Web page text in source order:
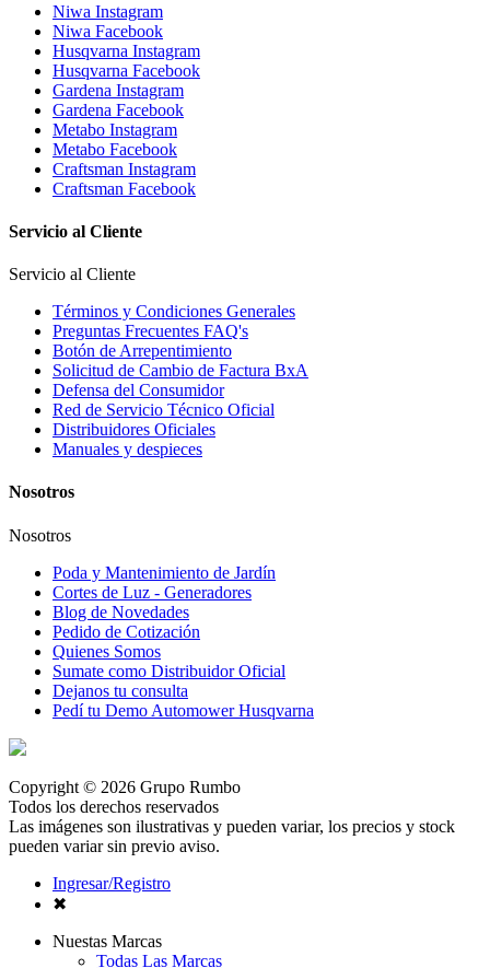
Niwa Instagram
Niwa Facebook
Husqvarna Instagram
Husqvarna Facebook
Gardena Instagram
Gardena Facebook
Metabo Instagram
Metabo Facebook
Craftsman Instagram
Craftsman Facebook
Servicio al Cliente
Servicio al Cliente
Términos y Condiciones Generales
Preguntas Frecuentes FAQ's
Botón de Arrepentimiento
Solicitud de Cambio de Factura BxA
Defensa del Consumidor
Red de Servicio Técnico Oficial
Distribuidores Oficiales
Manuales y despieces
Nosotros
Nosotros
Poda y Mantenimiento de Jardín
Cortes de Luz - Generadores
Blog de Novedades
Pedido de Cotización
Quienes Somos
Sumate como Distribuidor Oficial
Dejanos tu consulta
Pedí tu Demo Automower Husqvarna
Copyright © 2026 Grupo Rumbo
Todos los derechos reservados
Las imágenes son ilustrativas y pueden variar, los precios y stock
pueden variar sin previo aviso.
Ingresar/Registro
✖
Nuestas Marcas
Todas Las Marcas